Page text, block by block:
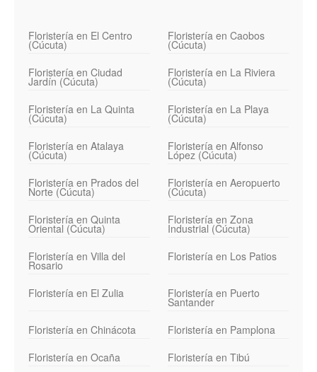
Floristería en El Centro
(Cúcuta)
Floristería en Caobos
(Cúcuta)
Floristería en Ciudad
Jardín (Cúcuta)
Floristería en La Riviera
(Cúcuta)
Floristería en La Quinta
(Cúcuta)
Floristería en La Playa
(Cúcuta)
Floristería en Atalaya
(Cúcuta)
Floristería en Alfonso
López (Cúcuta)
Floristería en Prados del
Norte (Cúcuta)
Floristería en Aeropuerto
(Cúcuta)
Floristería en Quinta
Oriental (Cúcuta)
Floristería en Zona
Industrial (Cúcuta)
Floristería en Villa del
Rosario
Floristería en Los Patios
Floristería en El Zulia Floristería en Puerto
Santander
Floristería en Chinácota
Floristería en Pamplona
Floristería en Ocaña
Floristería en Tibú